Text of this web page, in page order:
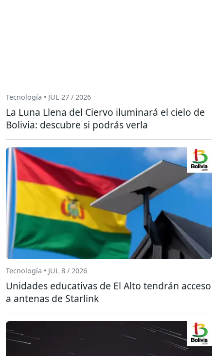
Tecnología • JUL 27 / 2026
La Luna Llena del Ciervo iluminará el cielo de
Bolivia: descubre si podrás verla
Tecnología • JUL 8 / 2026
Unidades educativas de El Alto tendrán acceso
a antenas de Starlink